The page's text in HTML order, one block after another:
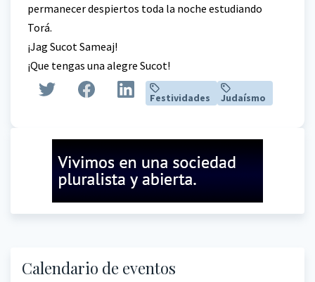
permanecer despiertos toda la noche estudiando
Torá.
¡Jag Sucot Sameaj!
¡Que tengas una alegre Sucot!
Festividades Judaísmo
Calendario de eventos